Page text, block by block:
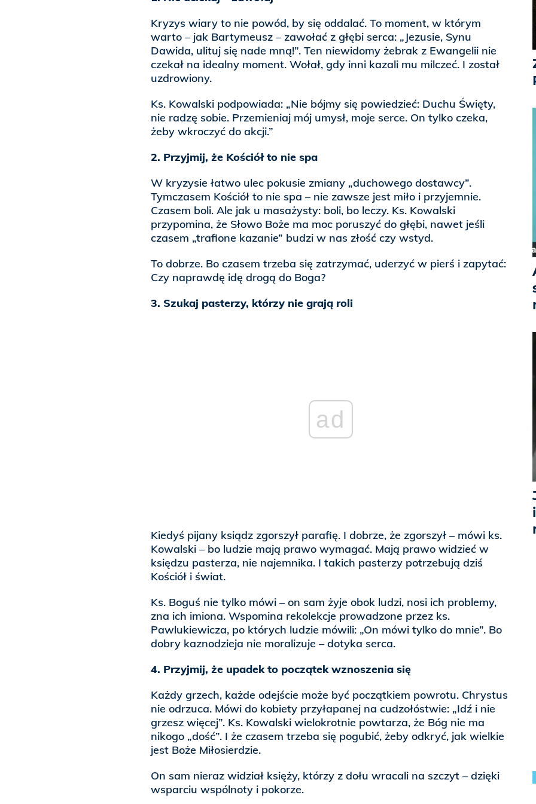
Kryzys wiary to nie powód, by się oddalać. To moment, w którym
warto – jak Bartymeusz – zawołać z głębi serca: „Jezusie, Synu
Dawida, ulituj się nade mną!”. Ten niewidomy żebrak z Ewangelii nie
czekał na idealny moment. Wołał, gdy inni kazali mu milczeć. I został
uzdrowiony.
Ks. Kowalski podpowiada: „Nie bójmy się powiedzieć: Duchu Święty,
nie radzę sobie. Przemieniaj mój umysł, moje serce. On tylko czeka,
żeby wkroczyć do akcji.”
2. Przyjmij, że Kościół to nie spa
W kryzysie łatwo ulec pokusie zmiany „duchowego dostawcy”.
Tymczasem Kościół to nie spa – nie zawsze jest miło i przyjemnie.
Czasem boli. Ale jak u masażysty: boli, bo leczy. Ks. Kowalski
przypomina, że Słowo Boże ma moc poruszyć do głębi, nawet jeśli
czasem „trafione kazanie” budzi w nas złość czy wstyd.
To dobrze. Bo czasem trzeba się zatrzymać, uderzyć w pierś i zapytać:
Czy naprawdę idę drogą do Boga?
3. Szukaj pasterzy, którzy nie grają roli
ad
Kiedyś pijany ksiądz zgorszył parafię. I dobrze, że zgorszył – mówi ks.
Kowalski – bo ludzie mają prawo wymagać. Mają prawo widzieć w
księdzu pasterza, nie najemnika. I takich pasterzy potrzebują dziś
Kościół i świat.
Ks. Boguś nie tylko mówi – on sam żyje obok ludzi, nosi ich problemy,
zna ich imiona. Wspomina rekolekcje prowadzone przez ks.
Pawlukiewicza, po których ludzie mówili: „On mówi tylko do mnie”. Bo
dobry kaznodzieja nie moralizuje – dotyka serca.
4. Przyjmij, że upadek to początek wznoszenia się
Każdy grzech, każde odejście może być początkiem powrotu. Chrystus
nie odrzuca. Mówi do kobiety przyłapanej na cudzołóstwie: „Idź i nie
grzesz więcej”. Ks. Kowalski wielokrotnie powtarza, że Bóg nie ma
nikogo „dość”. I że czasem trzeba się pogubić, żeby odkryć, jak wielkie
jest Boże Miłosierdzie.
On sam nieraz widział księży, którzy z dołu wracali na szczyt – dzięki
wsparciu wspólnoty i pokorze.